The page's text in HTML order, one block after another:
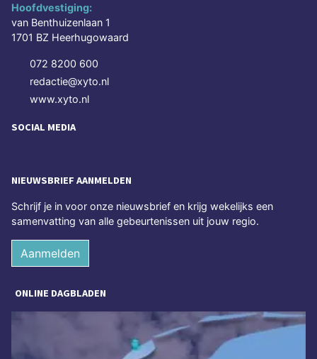
Hoofdvestiging:
van Benthuizenlaan 1
1701 BZ Heerhugowaard
072 8200 600
redactie@xyto.nl
www.xyto.nl
SOCIAL MEDIA
NIEUWSBRIEF AANMELDEN
Schrijf je in voor onze nieuwsbrief en krijg wekelijks een
samenvatting van alle gebeurtenissen uit jouw regio.
Aanmelden
ONLINE DAGBLADEN